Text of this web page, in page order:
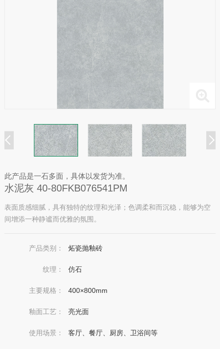
此产品是一石多面，具体以发货为准。
水泥灰 40-80FKB076541PM
表面质感细腻，具有独特的纹理和光泽；色调柔和而沉稳，能够为空
间增添一种静谧而优雅的氛围。
产品类别： 炻瓷抛釉砖
纹理： 仿石
主要规格： 400×800mm
釉面工艺： 亮光面
使用场景： 客厅、餐厅、厨房、卫浴间等